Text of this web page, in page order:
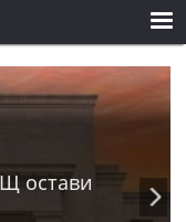
остави